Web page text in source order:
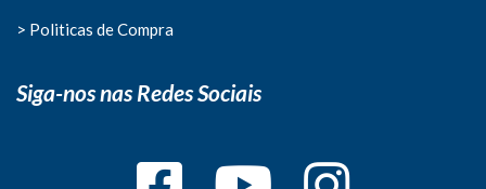
> Politicas de Compra
Siga-nos nas Redes Sociais